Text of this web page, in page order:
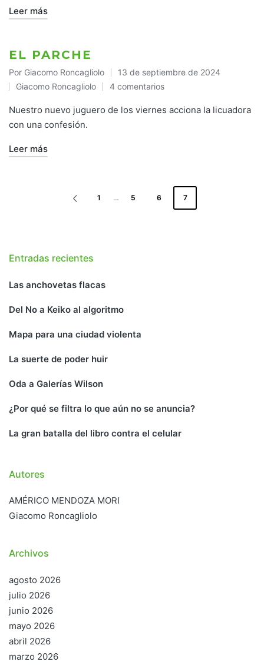
Leer más
EL PARCHE
Publicado
por
Por Giacomo Roncagliolo 13 de septiembre de 2024
Publicado
en
Giacomo Roncagliolo 4 comentarios
Nuestro nuevo juguero de los viernes acciona la licuadora
con una confesión.
Leer más
PAGINACIÓN
PÁGINA
1 … 5 6 7
Entradas recientes
Las anchovetas flacas
Del No a Keiko al algoritmo
Mapa para una ciudad violenta
La suerte de poder huir
Oda a Galerías Wilson
¿Por qué se filtra lo que aún no se anuncia?
La gran batalla del libro contra el celular
Autores
AMÉRICO MENDOZA MORI
Giacomo Roncagliolo
Archivos
agosto 2026
julio 2026
junio 2026
mayo 2026
abril 2026
marzo 2026